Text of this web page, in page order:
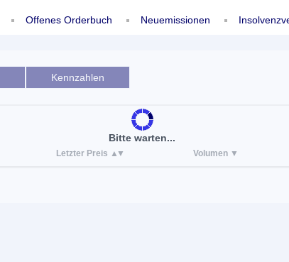
Offenes Orderbuch Neuemissionen
Bitte warten...
Kennzahlen
Letzter Preis Volumen